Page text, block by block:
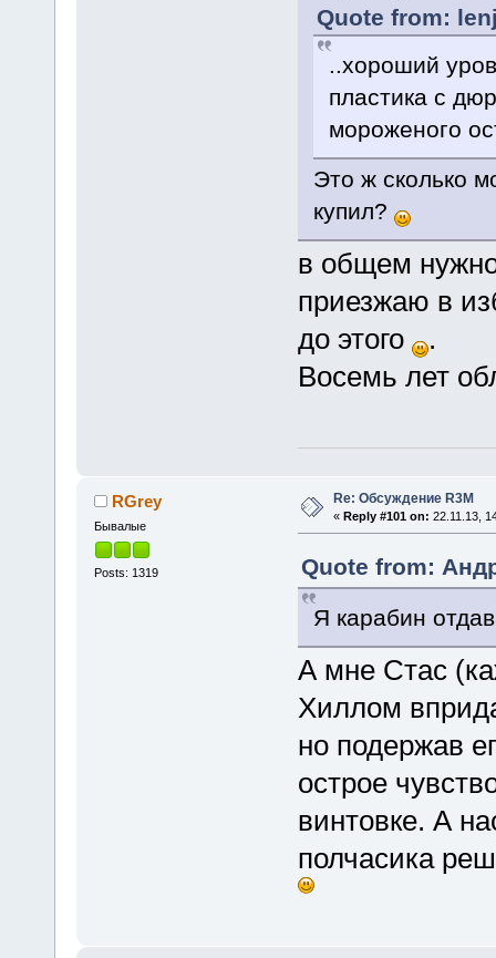
Quote from:
..хороший
пластика с
мороженого
Это ж сколько
купил?
в общем
приезжаю в
до этого
.
Восемь лет
RGrey
Бывалые
Posts: 1319
Re: Обсуждение R3M
« Reply #101 on: 22.11.13,
Quote from:
Я карабин
А мне Стас
Хиллом
но подержав
острое
винтовке. А
полчасика